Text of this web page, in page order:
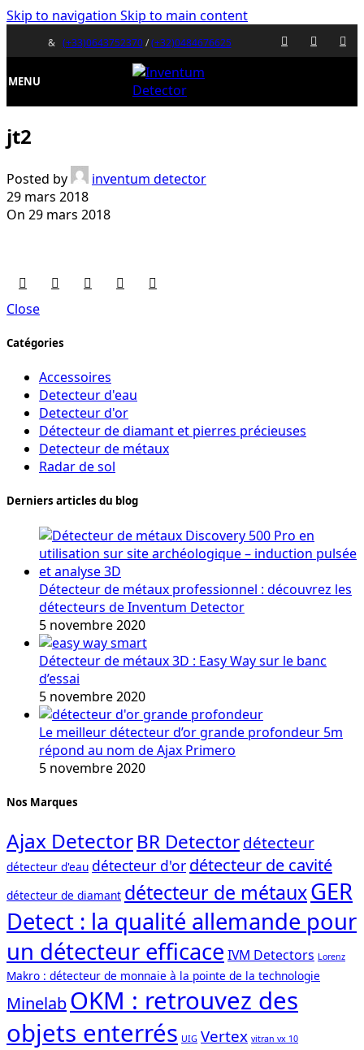
Skip to navigation Skip to main content
& (+33)0643752370/(+32)0484676625
MENU
jt2
Posted by
inventum detector
29 mars 2018
On 29 mars 2018
Close
Catégories
Accessoires
Detecteur d'eau
Detecteur d'or
Détecteur de diamant et pierres précieuses
Detecteur de métaux
Radar de sol
Derniers articles du blog
Détecteur de métaux professionnel : découvrez les
détecteurs de Inventum Detector
5 novembre 2020
Détecteur de métaux 3D : Easy Way sur le banc
d’essai
5 novembre 2020
Le meilleur détecteur d’or grande profondeur 5m
répond au nom de Ajax Primero
5 novembre 2020
Nos Marques
Ajax DetectorBR Detectordétecteur
détecteur d'eau détecteur d'or détecteur de cavité
détecteur de diamant détecteur de métauxGER
Detect : la qualité allemande pour
un détecteur efficace IVM Detectors Lorenz
Makro : détecteur de monnaie à la pointe de la technologie
MinelabOKM : retrouvez des
objets enterrés UIG Vertex vitran vx 10